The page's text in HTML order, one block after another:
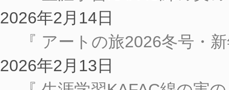
2026年2月14日
『 アートの旅2026冬号・
2026年2月13日